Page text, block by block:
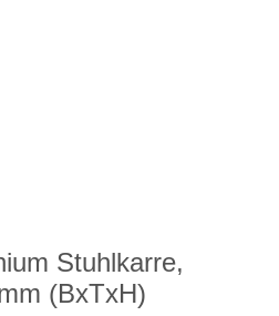
Stuhlkarre,
(BxTxH)